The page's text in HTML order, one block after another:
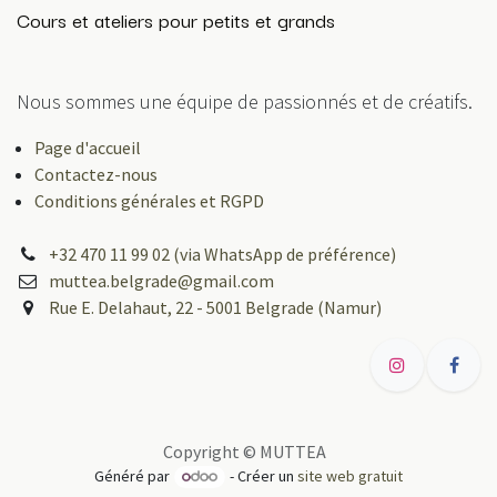
Cours et ateliers pour petits et grands
Nous sommes une équipe de passionnés et de créatifs.
Page d'accueil
Contactez-nous
Conditions générales et RGPD
+32 470 11 99 02 (via WhatsApp de préférence)
muttea.belgrade@gmail.com
Rue E. Delahaut, 22 - 5001 Belgrade (Namur)
Copyright © MUTTEA
Généré par - Créer unsite web gratuit